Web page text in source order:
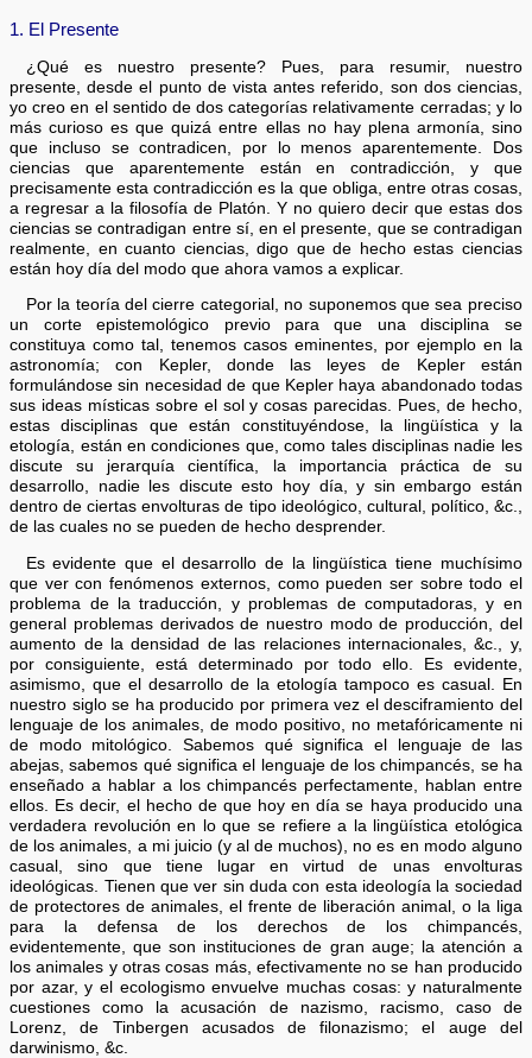
1. El Presente
¿Qué es nuestro presente? Pues, para resumir, nuestro
presente, desde el punto de vista antes referido, son dos ciencias,
yo creo en el sentido de dos categorías relativamente cerradas; y lo
más curioso es que quizá entre ellas no hay plena armonía, sino
que incluso se contradicen, por lo menos aparentemente. Dos
ciencias que aparentemente están en contradicción, y que
precisamente esta contradicción es la que obliga, entre otras cosas,
a regresar a la filosofía de Platón. Y no quiero decir que estas dos
ciencias se contradigan entre sí, en el presente, que se contradigan
realmente, en cuanto ciencias, digo que de hecho estas ciencias
están hoy día del modo que ahora vamos a explicar.
Por la teoría del cierre categorial, no suponemos que sea preciso
un corte epistemológico previo para que una disciplina se
constituya como tal, tenemos casos eminentes, por ejemplo en la
astronomía; con Kepler, donde las leyes de Kepler están
formulándose sin necesidad de que Kepler haya abandonado todas
sus ideas místicas sobre el sol y cosas parecidas. Pues, de hecho,
estas disciplinas que están constituyéndose, la lingüística y la
etología, están en condiciones que, como tales disciplinas nadie les
discute su jerarquía científica, la importancia práctica de su
desarrollo, nadie les discute esto hoy día, y sin embargo están
dentro de ciertas envolturas de tipo ideológico, cultural, político, &c.,
de las cuales no se pueden de hecho desprender.
Es evidente que el desarrollo de la lingüística tiene muchísimo
que ver con fenómenos externos, como pueden ser sobre todo el
problema de la traducción, y problemas de computadoras, y en
general problemas derivados de nuestro modo de producción, del
aumento de la densidad de las relaciones internacionales, &c., y,
por consiguiente, está determinado por todo ello. Es evidente,
asimismo, que el desarrollo de la etología tampoco es casual. En
nuestro siglo se ha producido por primera vez el desciframiento del
lenguaje de los animales, de modo positivo, no metafóricamente ni
de modo mitológico. Sabemos qué significa el lenguaje de las
abejas, sabemos qué significa el lenguaje de los chimpancés, se ha
enseñado a hablar a los chimpancés perfectamente, hablan entre
ellos. Es decir, el hecho de que hoy en día se haya producido una
verdadera revolución en lo que se refiere a la lingüística etológica
de los animales, a mi juicio (y al de muchos), no es en modo alguno
casual, sino que tiene lugar en virtud de unas envolturas
ideológicas. Tienen que ver sin duda con esta ideología la sociedad
de protectores de animales, el frente de liberación animal, o la liga
para la defensa de los derechos de los chimpancés,
evidentemente, que son instituciones de gran auge; la atención a
los animales y otras cosas más, efectivamente no se han producido
por azar, y el ecologismo envuelve muchas cosas: y naturalmente
cuestiones como la acusación de nazismo, racismo, caso de
Lorenz, de Tinbergen acusados de filonazismo; el auge del
darwinismo, &c.